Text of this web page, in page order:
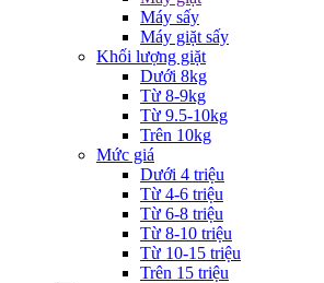
Máy sấy
Máy giặt sấy
Khối lượng giặt
Dưới 8kg
Từ 8-9kg
Từ 9.5-10kg
Trên 10kg
Mức giá
Dưới 4 triệu
Từ 4-6 triệu
Từ 6-8 triệu
Từ 8-10 triệu
Từ 10-15 triệu
Trên 15 triệu